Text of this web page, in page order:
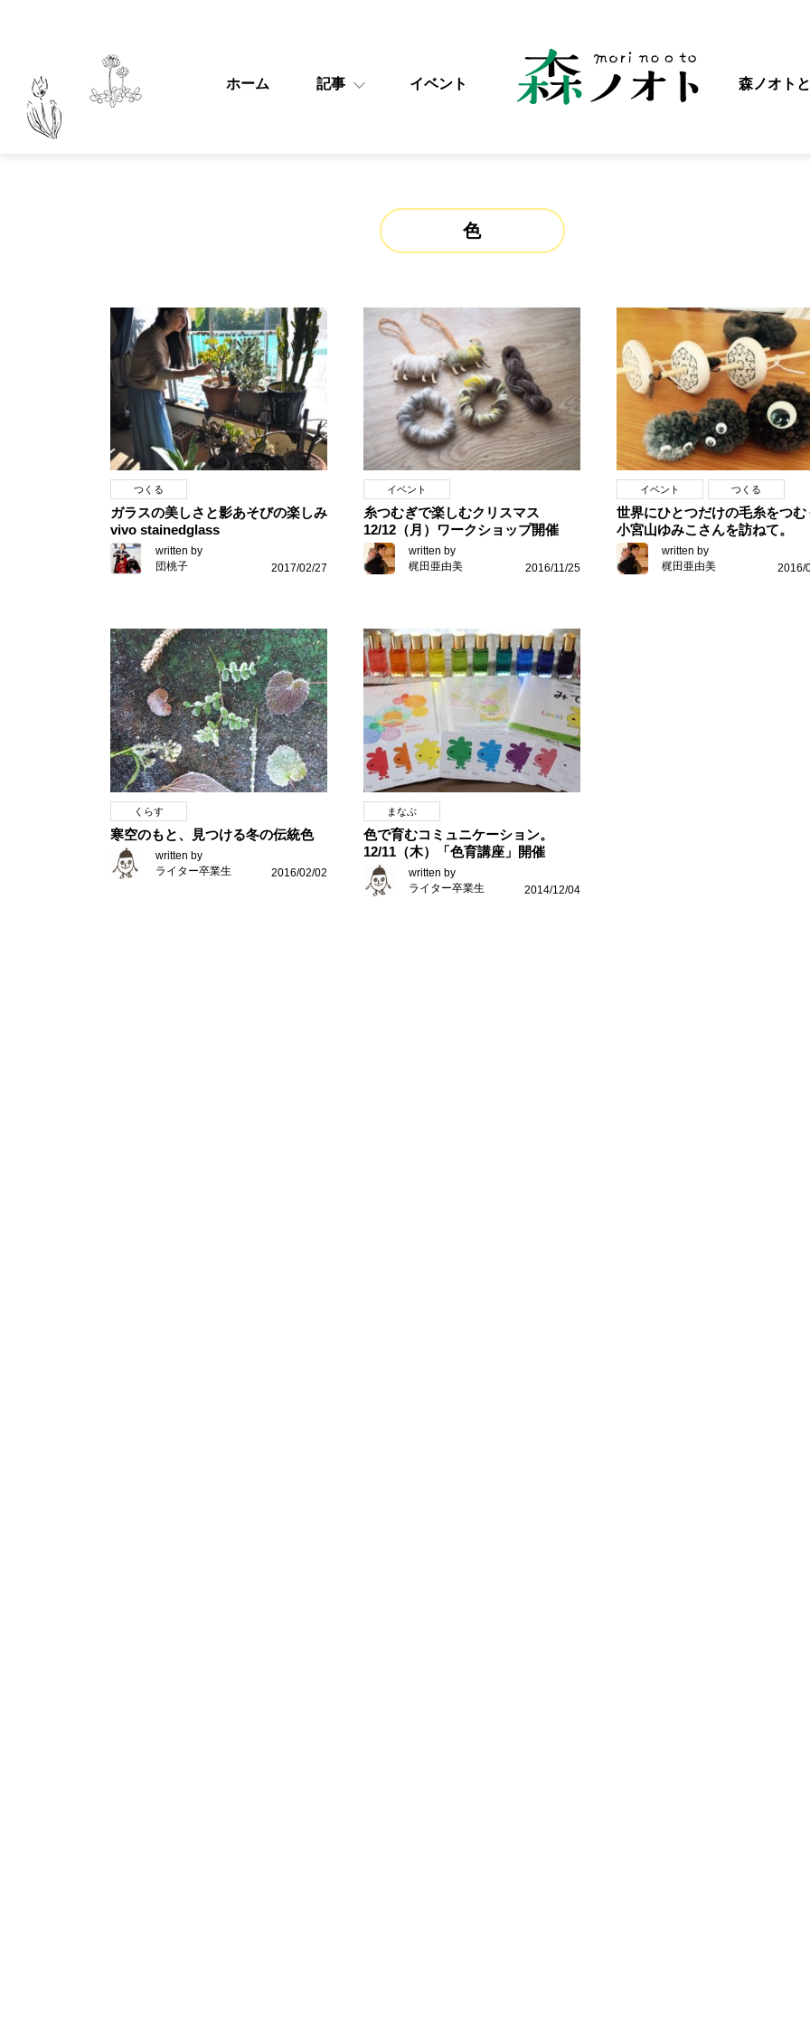
ホーム 記事 イベント 森ノオト
色
つくる
ガラスの美しさと影あそびの楽しみ
vivo stainedglass
written by
団桃子
2017/02/27
イベント
糸つむぎで楽しむクリスマス
12/12（月）ワークショップ開催
written by
梶田亜由美
2016/11/25
イベント つくる
世界にひとつだけの毛糸をつむ
小宮山ゆみこさんを訪ねて。
written by
梶田亜由美
2016/
くらす
寒空のもと、見つける冬の伝統色
written by
ライター卒業生
2016/02/02
まなぶ
色で育むコミュニケーション。
12/11（木）「色育講座」開催
written by
ライター卒業生
2014/12/04